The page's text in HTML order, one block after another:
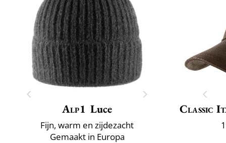
Alp1 Luce
Fijn, warm en zijdezacht
Gemaakt in Europa
Classic